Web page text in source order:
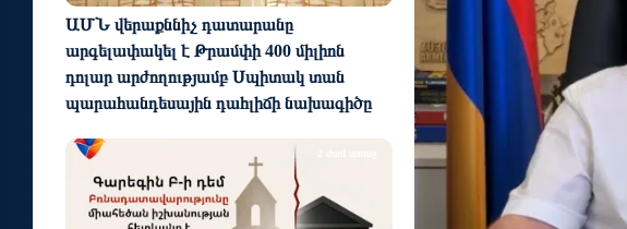
ԱՄՆ վերաքննիչ դատարանը
արգելափակել է Թրամփի 400 միլիոն
դոլար արժողությամբ Սպիտակ տան
պարահանդեսային դահլիճի նախագիծը
2 ժամ առաջ